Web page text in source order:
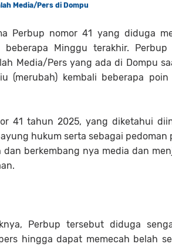
Media/Pers di Dompu
Perbup nomor 41 yang diduga
Minggu terakhir. Perbup
Media/Pers yang ada di Dompu
(merubah) kembali beberapa poin
41 tahun 2025, yang diketahui
hukum serta sebagai pedoman
berkembang nya media dan
Perbup tersebut diduga
hingga dapat memecah belah